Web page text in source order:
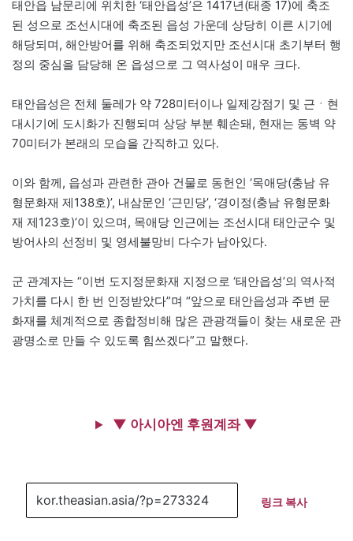
태안읍 남문리에 위치한 ‘태안읍성’은 1417년(태종 17)에 축조
된 성으로 조선시대에 축조된 읍성 가운데 상당히 이른 시기에
해당되며, 해안방어를 위해 축조되었지만 조선시대 초기부터 행
정의 중심을 담당해 온 읍성으로 그 역사성이 매우 크다.
태안읍성은 전체 둘레가 약 728미터이나 일제강점기 및 근ㆍ현
대시기에 도시화가 진행되며 상당 부분 훼손돼, 현재는 동벽 약
70미터가 본래의 모습을 간직하고 있다.
이와 함께, 읍성과 관련한 관아 건물로 동헌인 ‘목애당(충남 유
형문화재 제138호)’, 내삼문인 ‘근민당’, ‘경이정(충남 유형문화
재 제123호)’이 있으며, 목애당 인근에는 조선시대 태안군수 및
방어사의 선정비 및 영세불망비 다수가 남아있다.
군 관계자는 “이번 도지정문화재 지정으로 ‘태안읍성’의 역사적
가치를 다시 한 번 인정받았다”며 “앞으로 태안읍성과 주변 문
화재를 체계적으로 종합정비해 많은 관광객들이 찾는 새로운 관
광명소로 만들 수 있도록 힘쓰겠다”고 말했다.
▼ 아시아엔 후원계좌 ▼
링크 복사